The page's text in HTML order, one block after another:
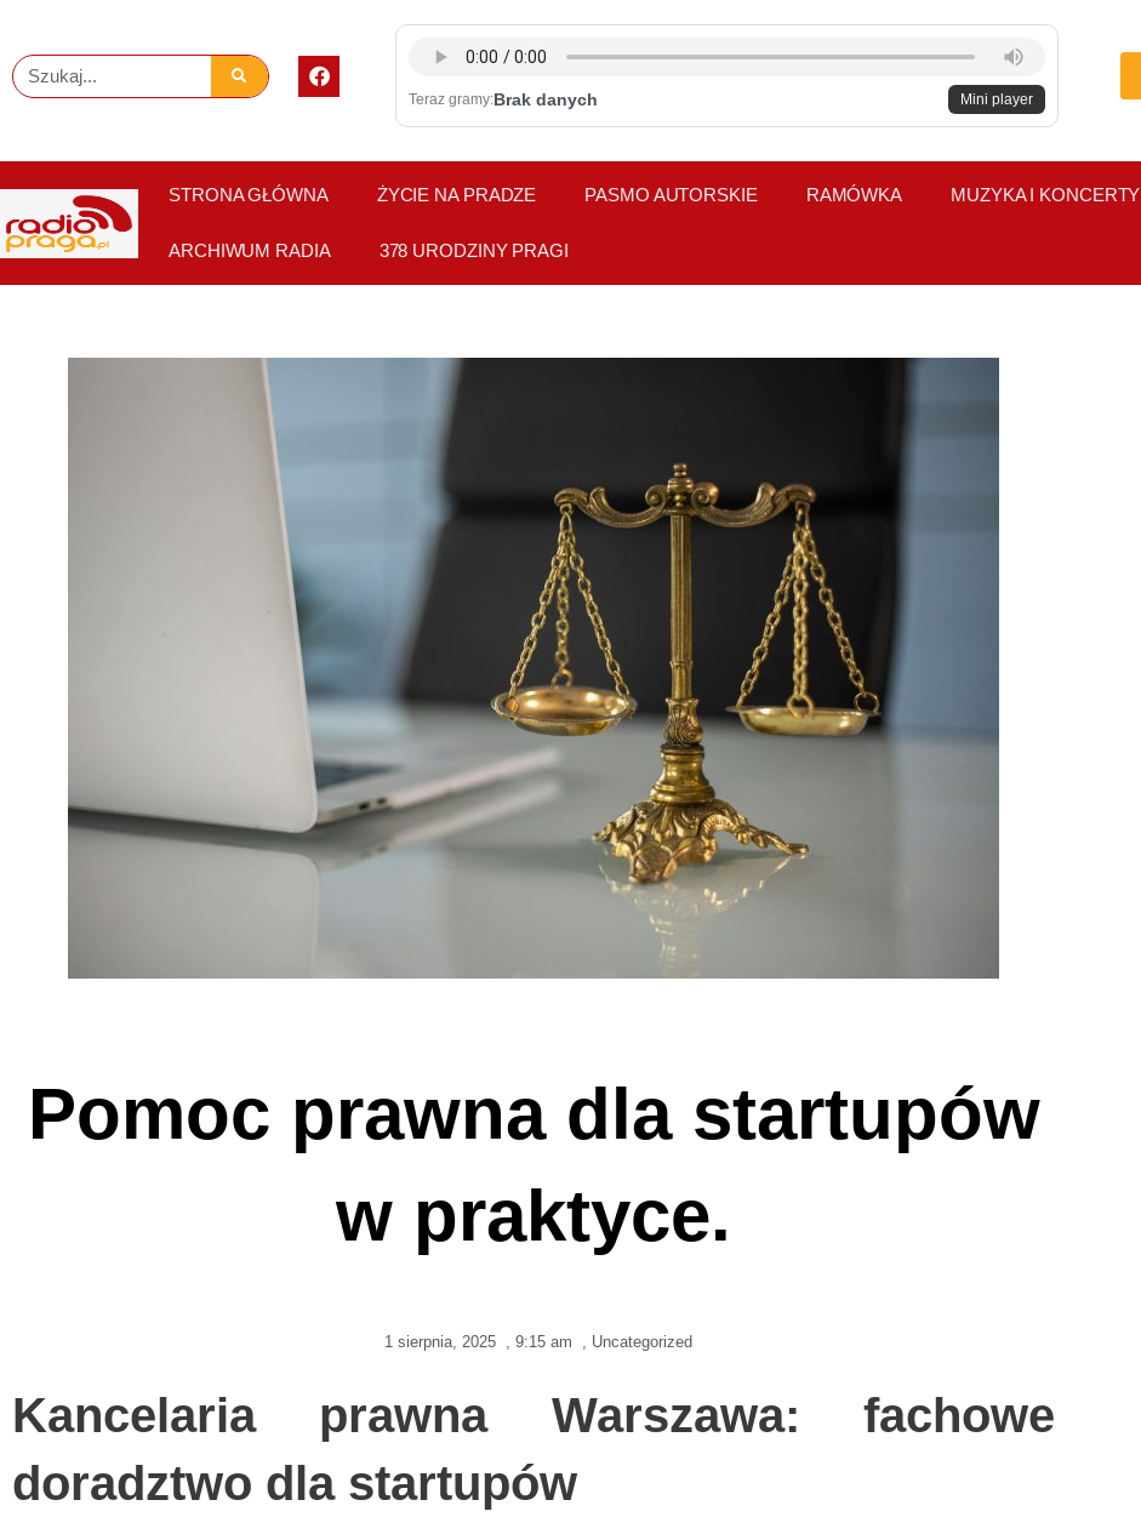
content
Szukaj
F
a
c
o
o
k
Teraz gramy:Brak danych Mini player
STRONA GŁÓWNA ŻYCIE NA PRADZE PASMO AUTORSKIE RAMÓWKA MUZYKA I KONCERTY
ARCHIWUM RADIA 378 URODZINY PRAGI
Pomoc prawna dla startupów
w praktyce.
1 sierpnia, 2025 , 9:15 am , Uncategorized
Kancelaria prawna Warszawa: fachowe
doradztwo dla startupów